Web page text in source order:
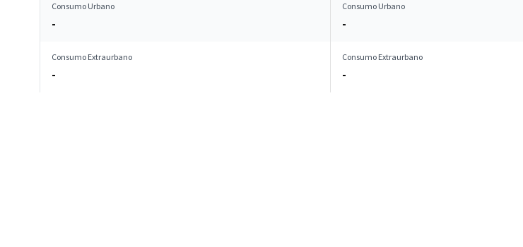
Consumo Urbano
-
Consumo Urbano
-
Consumo Extraurbano
-
Consumo Extraurbano
-